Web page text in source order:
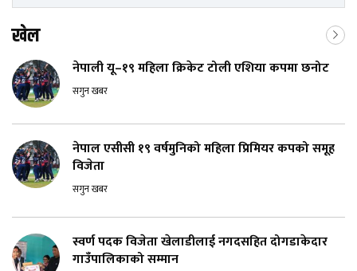
खेल
नेपाली यू–१९ महिला क्रिकेट टोली एशिया कपमा छनोट
सगुन खबर
नेपाल एसीसी १९ वर्षमुनिको महिला प्रिमियर कपको समूह
विजेता
सगुन खबर
स्वर्ण पदक विजेता खेलाडीलाई नगदसहित दोगडाकेदार
गाउँपालिकाको सम्मान